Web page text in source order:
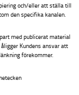
och/eller att ställa till
den specifika kanalen.
med publicerat material
Kundens ansvar att
förekommer.